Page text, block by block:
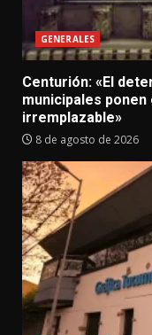
GENERALES
Centurión: «El
municipales
irremplazable»
8 de agosto de 2026